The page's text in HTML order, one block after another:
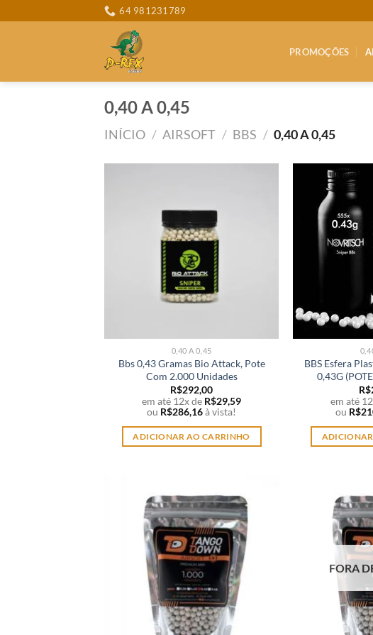
to
64 981231789
PROMOÇÕES
0,40 A 0,45
INÍCIO / AIRSOFT / BBS / 0,40 A 0,45
0,40 A 0,45
Bbs 0,43 Gramas Bio Attack, Pote
Com 2.000 Unidades
R$292,00
em até 12x de R$29,59
ou R$286,16à vista!
ADICIONAR AO CARRINHO
BBS Esfera
0,43G
R$
em até
ou R$
FORA